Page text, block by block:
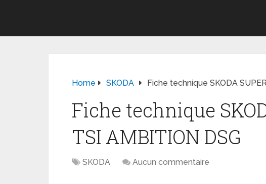
Home SKODA Fiche technique SKODA
Fiche technique
TSI AMBITION DSG
SKODA Aucun commentaire